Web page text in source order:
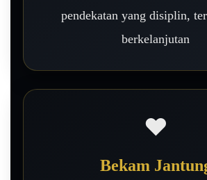
pendekatan yang disiplin,
berkelanjutan
❤️
Bekam